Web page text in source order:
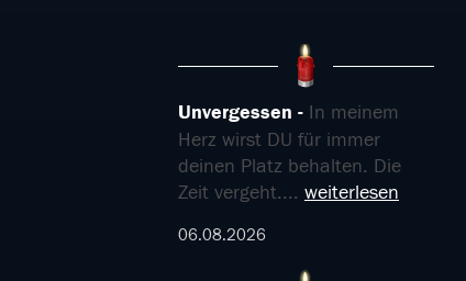
Unvergessen
In meinem
Herz wirst DU für immer
deinen Platz behalten. Die
Zeit vergeht.... weiterlesen
06.08.2026